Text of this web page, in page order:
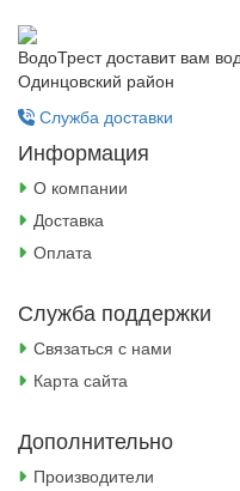
ВодоТрест доставит вам
Одинцовский район
Служба доставки
Информация
О компании
Доставка
Оплата
Служба поддержки
Связаться с нами
Карта сайта
Дополнительно
Производители